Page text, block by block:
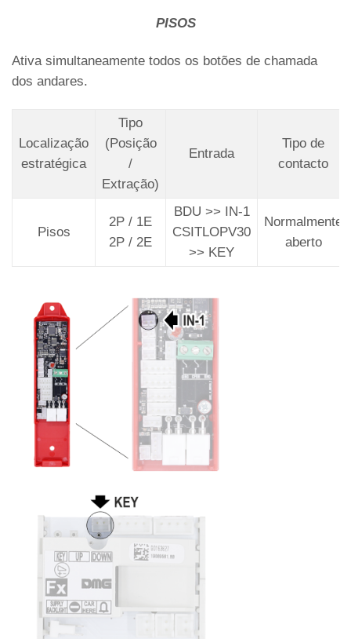
PISOS
Ativa simultaneamente todos os botões de chamada
dos andares.
Localização
estratégica
Tipo
(Posição
/
Extração)
Entrada
Tipo de
contacto
Pisos
2P / 1E
2P / 2E
BDU >> IN-1
CSITLOPV30
>> KEY
Normalmente
aberto